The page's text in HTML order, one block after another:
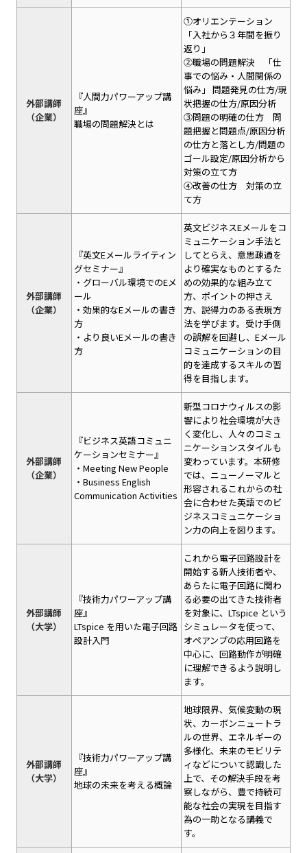
外部講師
（企業）
『人間力パワーアップ講
座』
職場の問題解決とは
①オリエンテーション
「入社から３年間を振り
返り」
②職場の問題解決 「仕
事での悩み・人間関係の
悩み」 問題発見の仕方/現
状把握の仕方/原因分析
③問題の明確の仕方 問
題把握と問題点/原因分析
の仕方と落とし方/問題の
ゴール設定/原因分析から
対策の立て方
④改善の仕方 対策の立
て方
外部講師
（企業）
『英文Eメールライティン
グセミナー』
・グローバル環境でのEメ
ール
・効果的なEメールの書き
方
・より良いEメールの書き
方
英文ビジネスEメールをコ
ミュニケーション手法と
してとらえ、意思疎通を
より確実なものとするた
めの効果的な組み立て
方、ポイントの押さえ
方、説得力のある表現方
法を学びます。受け手側
の誤解を回避し、Eメール
コミュニケーションの目
的を達成するスキルの習
得を目指します。
外部講師
（企業）
『ビジネス英語コミュニ
ケーションセミナー』
・Meeting New People
・Business English
Communication Activities
新型コロナウィルスの影
響により社会環境が大き
く変化し、人々のコミュ
ニケーションスタイルも
変わっています。本研修
では、ニューノーマルと
形容されるこれからの社
会に合わせた英語でのビ
ジネスコミュニケーショ
ン力の向上を図ります。
外部講師
（大学）
『技術力パワーアップ講
座』
LTspice を用いた電子回路
設計入門
これから電子回路設計を
開始する新人技術者や、
あらたに電子回路に関わ
る必要の出てきた技術者
を対象に、LTspice という
シミュレータを使って、
オペアンプの応用回路を
中心に、回路動作が明確
に理解できるよう説明し
ます。
外部講師
（大学）
『技術力パワーアップ講
座』
地球の未来を考える概論
地球限界、気候変動の現
状、カーボンニュートラ
ルの世界、エネルギーの
多様化、未来のモビリテ
ィなどについて認識した
上で、その解決手段を考
察しながら、豊で持続可
能な社会の実現を目指す
為の一助となる講義で
す。